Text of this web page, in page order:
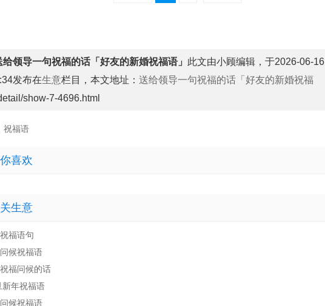
给领导一句祝福的话「好友的新婚祝福语」 此文由小顾编辑，于2026-06-16
发布在生意栏目，本文地址： 送给领导一句祝福的话「好友的新婚祝福
show-7-4696.html
祝福语
喜欢
生意
福语句
候祝福语
福问候的话
新年祝福语
候祝福语